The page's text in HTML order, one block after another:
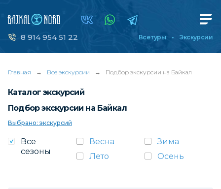
8 914 954 51 22 Все туры Экскурсии
Главная → Все экскурсии → Подбор экскурсии на Байкал
Каталог экскурсий
Подбор экскурсии на Байкал
Выбрано: экскурсий
Все
сезоны
Весна
Зима
Лето
Осень